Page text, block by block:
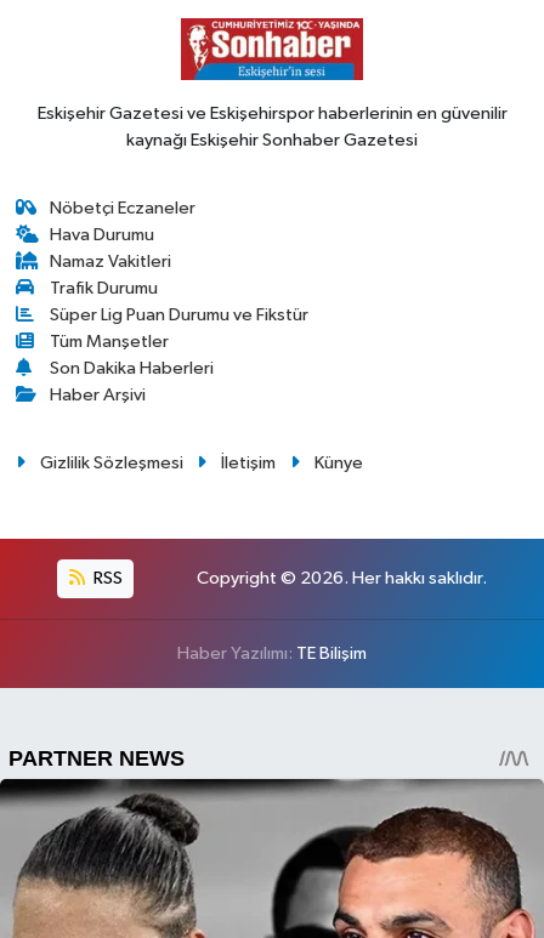
Eskişehir Gazetesi ve Eskişehirspor haberlerinin en güvenilir
kaynağı Eskişehir Sonhaber Gazetesi
Nöbetçi Eczaneler
Hava Durumu
Namaz Vakitleri
Trafik Durumu
Süper Lig Puan Durumu ve Fikstür
Tüm Manşetler
Son Dakika Haberleri
Haber Arşivi
Gizlilik Sözleşmesi İletişim Künye
RSS Copyright © 2026. Her hakkı saklıdır.
Haber Yazılımı: TE Bilişim